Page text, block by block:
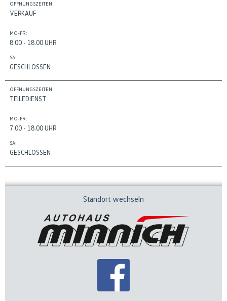
ÖFFNUNGSZEITEN
VERKAUF
MO-FR:
8.00 - 18.00 UHR
SA:
GESCHLOSSEN
ÖFFNUNGSZEITEN
TEILEDIENST
MO-FR:
7.00 - 18.00 UHR
SA:
GESCHLOSSEN
Standort wechseln